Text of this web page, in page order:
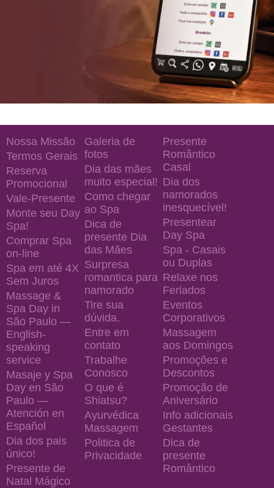
Nossa Missão
Termos Gerais
Reserva
Promocional
Vale-Presente
Monte seu Day
Spa!
Comprar Spa
on-line
Spa em até 4X
Sem Juros
Massage &
Spa Day in
São Paulo —
English-
speaking
service
Masaje y Spa
Day en São
Paulo —
Atención en
Español
Dia dos pais
único!
Presente de
Natal Mágico
Galeria de
fotos
Dia das mães
muito especial!
Como chegar
ao Spa
Dica de
presente Dia
das Mães
Surpresa
romantica para
namorado
Tire sua
dúvida.
Entre em
contato
Trabalhe
Conosco
O que é
Shiatsu?
Ayurvédica
Massagem
Politica de
Privacidade
Presente
Romântico
Casal
Dia dos
namorados
inesquecível!
Presentear
Day Spa
Spa - Casais
ou Duplas
Relaxe nos
Feriados
Eventos
Corporativos
Massagem
aos Domingos
Promoções e
Descontos
Promoção de
Aniversário
Info adicionais
Gestantes
Dica de
presente
Romântico